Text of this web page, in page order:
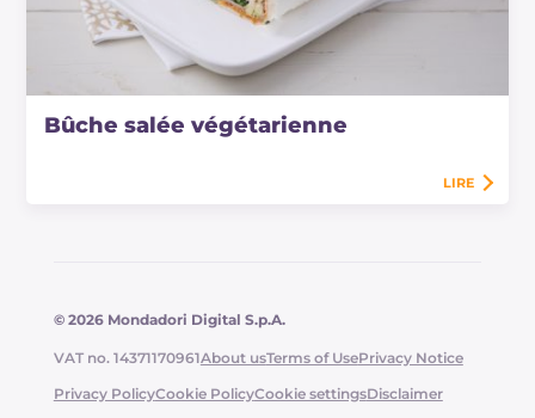
Bûche salée végétarienne
LIRE
© 2026 Mondadori Digital S.p.A.
VAT no. 14371170961About usTerms of UsePrivacy Notice
Privacy PolicyCookie PolicyCookie settingsDisclaimer